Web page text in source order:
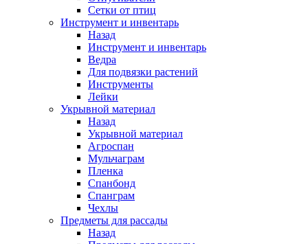
Сетки от птиц
Инструмент и инвентарь
Назад
Инструмент и инвентарь
Ведра
Для подвязки растений
Инструменты
Лейки
Укрывной материал
Назад
Укрывной материал
Агроспан
Мульчаграм
Пленка
Спанбонд
Спанграм
Чехлы
Предметы для рассады
Назад